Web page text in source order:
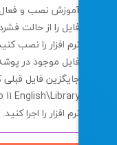
نصب و فعال سازی نرم
را از حالت فشرده خارج
افزار را نصب کنید ، اما
موجود در پوشهCrack
فایل قبلی کنید.
Pro 11
افزار را اجرا کنید.